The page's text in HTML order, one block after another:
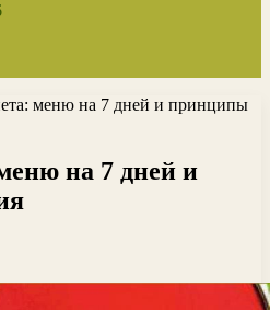
меню на 7 дней и принципы
на 7 дней и